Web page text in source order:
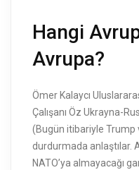
Hangi
Avrupa?
Ömer Kalaycı
Çalışanı Öz Ukrayna-
(Bugün itibariyle Trump
durdurmada anlaştılar.
NATO’ya almayacağı